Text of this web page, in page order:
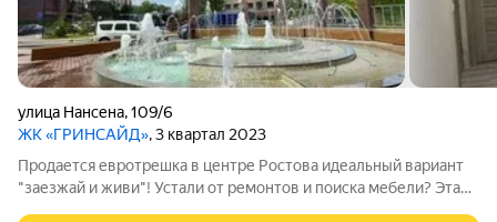
улица Нансена,109/6
ЖК «ГРИНСАЙД», 3 квартал 2023
Продается евротрешка в центре Ростова идеальный вариант
"заезжай и живи"! Устали от ремонтов и поиска мебели? Эта